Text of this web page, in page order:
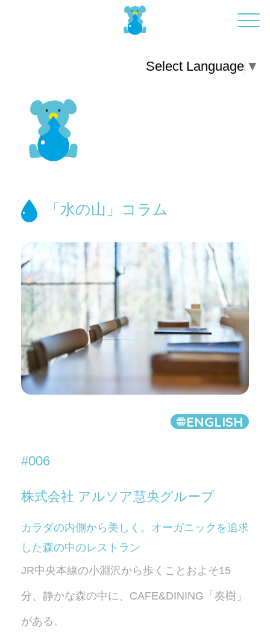
Select Language ▼
「水の山」コラム
ENGLISH
#006
株式会社 アルソア慧央グループ
カラダの内側から美しく。オーガニックを追求
した森の中のレストラン
JR中央本線の小淵沢から歩くことおよそ15
分、静かな森の中に、CAFE&DINING「奏樹」
がある。